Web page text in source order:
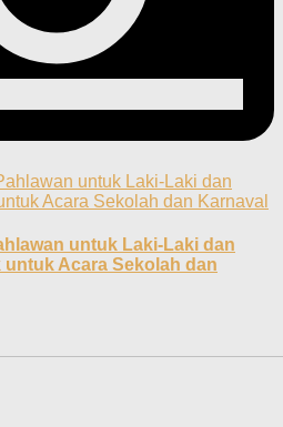
untuk Laki-Laki dan
untuk Acara Sekolah dan